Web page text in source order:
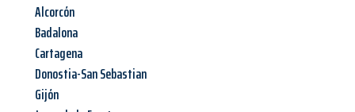
Alcorcón
Badalona
Cartagena
Donostia-San Sebastian
Gijón